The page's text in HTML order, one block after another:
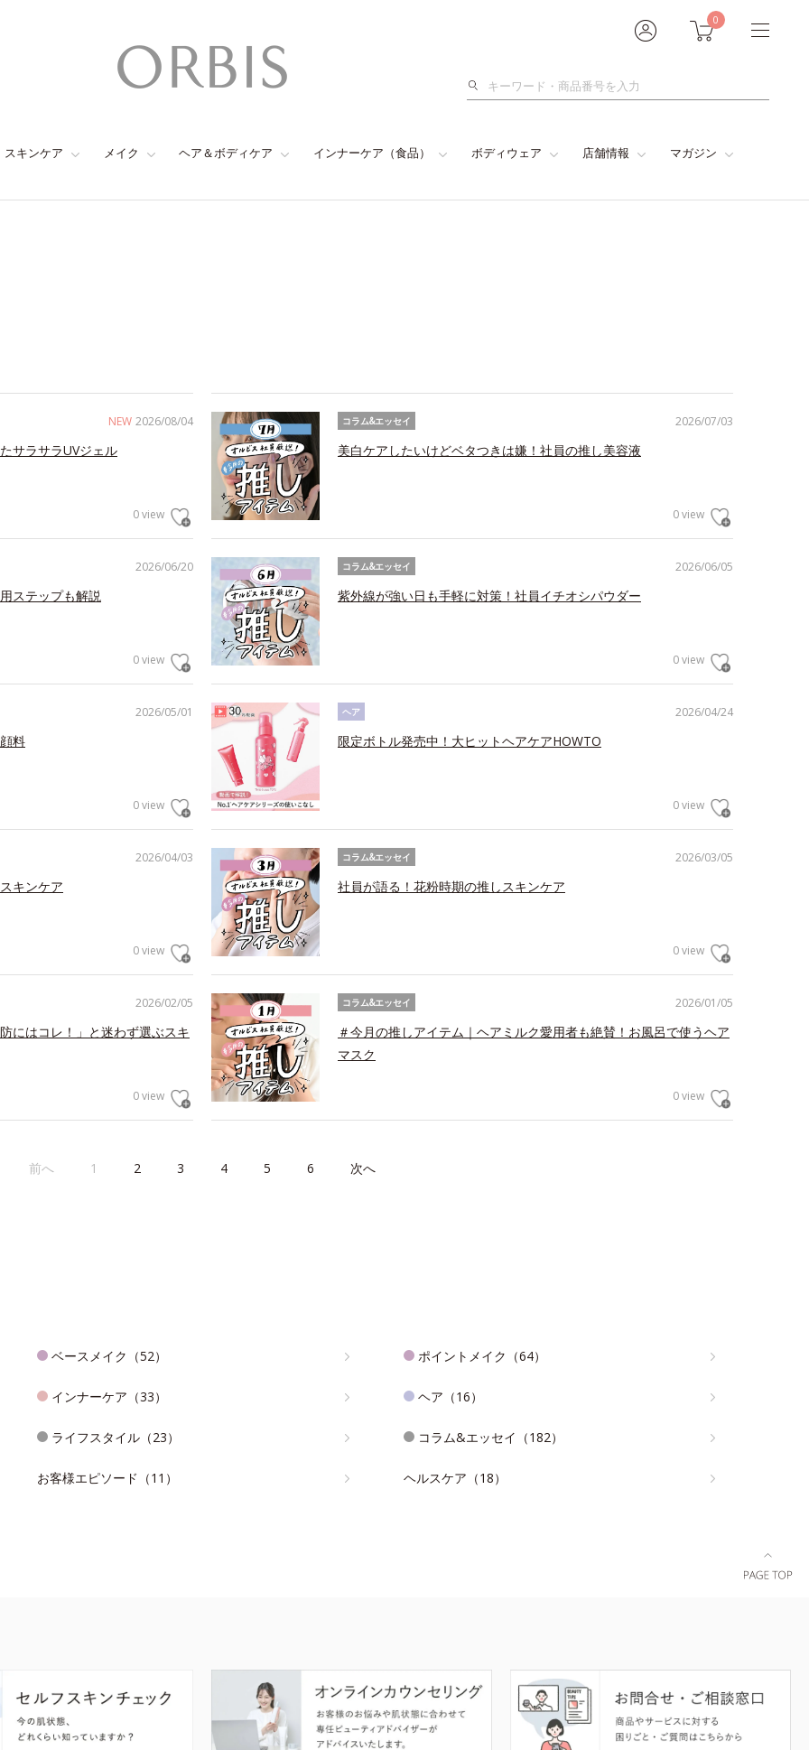
0
検
スキンケア メイク ヘア＆ボディケア インナーケア（食品） ボディウェア 店舗情報 マガジン
NEW 2026/08/04
サラサラUVジェル
0 view
2026/07/03
コラム&エッセイ
美白ケアしたいけどベタつきは嫌！社員の推し美容液
0 view
2026/06/20
ステップも解説
0 view
2026/06/05
コラム&エッセイ
紫外線が強い日も手軽に対策！社員イチオシパウダー
0 view
2026/05/01
料
0 view
2026/04/24
ヘア
限定ボトル発売中！大ヒットヘアケアHOWTO
0 view
2026/04/03
キンケア
0 view
2026/03/05
コラム&エッセイ
社員が語る！花粉時期の推しスキンケア
0 view
2026/02/05
にはコレ！」と迷わず選ぶスキ
0 view
2026/01/05
コラム&エッセイ
＃今月の推しアイテム｜ヘアミルク愛用者も絶賛！お風呂で使うヘア
マスク
0 view
前へ 1 2 3 4 5 6 次へ
ベースメイク（52） ポイントメイク（64）
インナーケア（33） ヘア（16）
ライフスタイル（23） コラム&エッセイ（182）
お客様エピソード（11） ヘルスケア（18）